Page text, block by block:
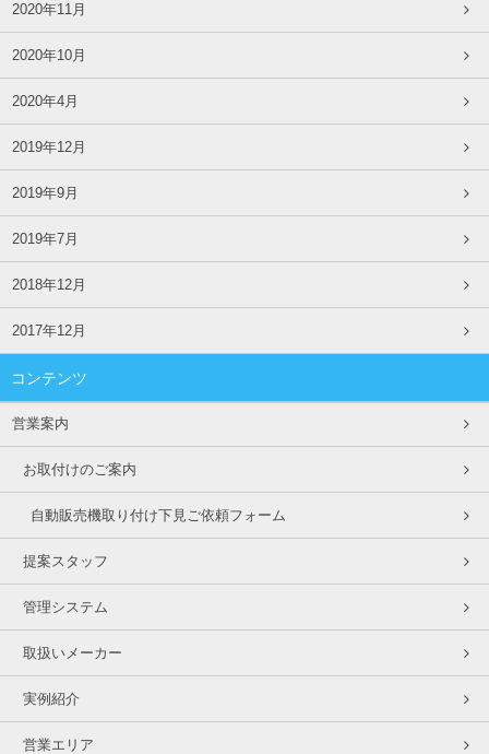
2020年11月
2020年10月
2020年4月
2019年12月
2019年9月
2019年7月
2018年12月
2017年12月
コンテンツ
営業案内
お取付けのご案内
自動販売機取り付け下見ご依頼フォーム
提案スタッフ
管理システム
取扱いメーカー
実例紹介
営業エリア